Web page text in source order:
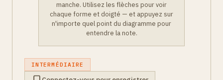
manche. Utilisez les flèches pour voir
chaque forme et doigté — et appuyez sur
n'importe quel point du diagramme pour
entendre la note.
INTERMÉDIAIRE